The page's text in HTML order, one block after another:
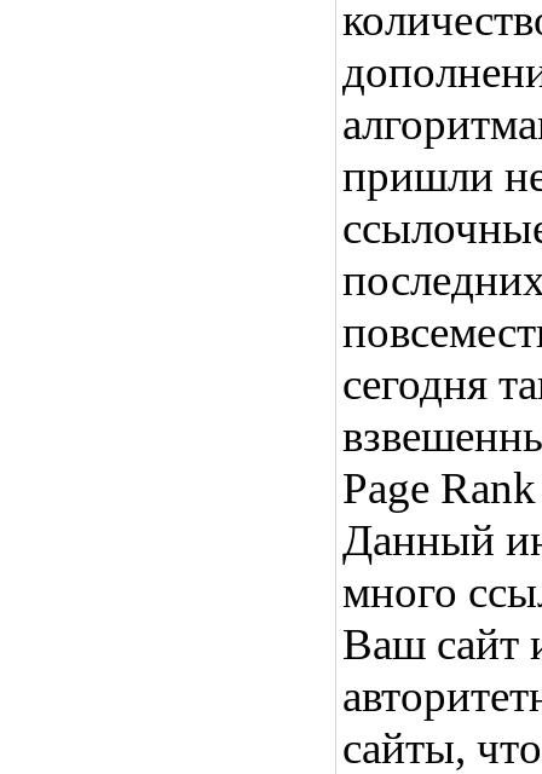
пришли
сегодня
Page
Данный
много
Ваш сайт
сайты,